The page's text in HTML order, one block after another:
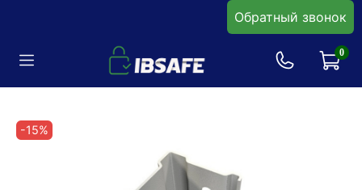
Обратный звонок
0
-15%